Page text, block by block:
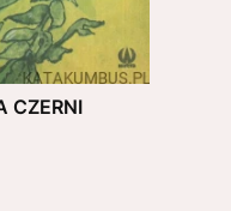
CZERNI